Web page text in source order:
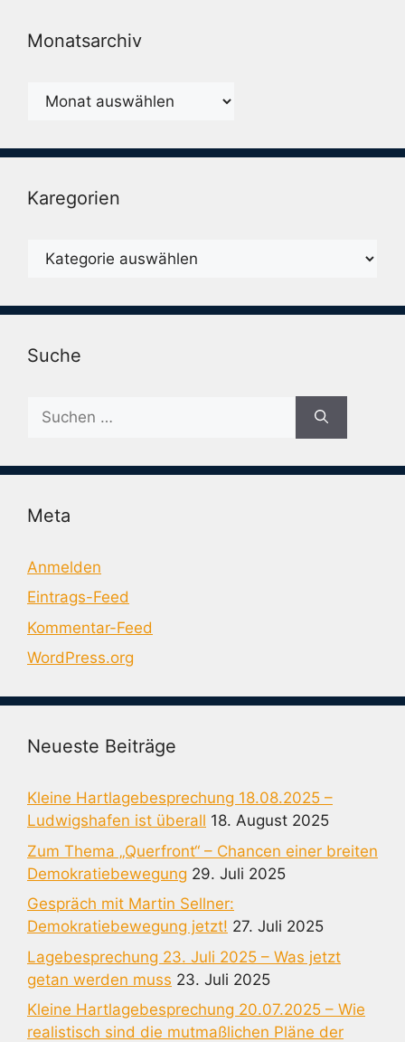
Monatsarchiv
Monatsarchiv
Karegorien
Karegorien
Suche
nach:
Meta
Anmelden
Eintrags-Feed
Kommentar-Feed
WordPress.org
Neueste Beiträge
Kleine Hartlagebesprechung 18.08.2025 –
Ludwigshafen ist überall 18. August 2025
Zum Thema „Querfront“ – Chancen einer breiten
Demokratiebewegung 29. Juli 2025
Gespräch mit Martin Sellner:
Demokratiebewegung jetzt! 27. Juli 2025
Lagebesprechung 23. Juli 2025 – Was jetzt
getan werden muss 23. Juli 2025
Kleine Hartlagebesprechung 20.07.2025 – Wie
realistisch sind die mutmaßlichen Pläne der